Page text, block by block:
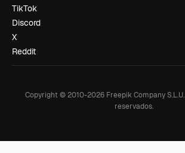
TikTok
Discord
X
Reddit
Copyright © 2010-2026Freepik Company S.L.U.
reservados.